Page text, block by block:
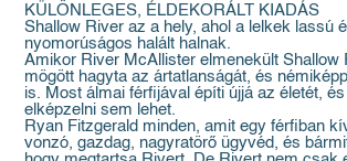
KÜLÖNLEGES, ÉLDEKORÁLT KIADÁS
Shallow River az a hely, ahol a lelkek lassú
nyomorúságos halált halnak.
Amikor River McAllister elmenekült Shallow
mögött hagyta az ártatlanságát, és
is. Most álmai férfijával építi újjá az életét,
elképzelni sem lehet.
Ryan Fitzgerald minden, amit egy férfiban
vonzó, gazdag, nagyratörő ügyvéd, és